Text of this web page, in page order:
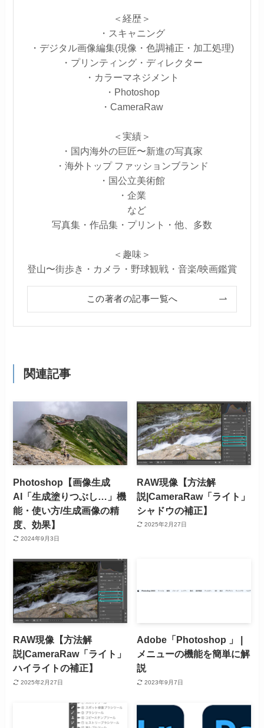
＜経歴＞
・スキャニング
・デジタル画像編集(現像・色調補正・加工処理)
・プリンティング・ディレクター
・カラーマネジメント
・Photoshop
・CameraRaw
＜実績＞
・国内海外の巨匠〜新進の写真家
・海外トップ ファッションブランド
・国公立美術館
・企業
など
写真集・作品集・プリント・他、多数
＜趣味＞
登山〜街歩き・カメラ・野球観戦・音楽/映画鑑賞
この著者の記事一覧へ
関連記事
Photoshop【画像生成
AI「生成塗りつぶし…」機
能・使い方/生成画像の精
度、効果】
2024年9月3日
RAW現像【方法解
説|CameraRaw「ライト」
シャドウの補正】
2025年2月27日
RAW現像【方法解
説|CameraRaw「ライト」
ハイライトの補正】
2025年2月27日
Adobe「Photoshop 」 |
メニューの機能を簡単に解
説
2023年9月7日